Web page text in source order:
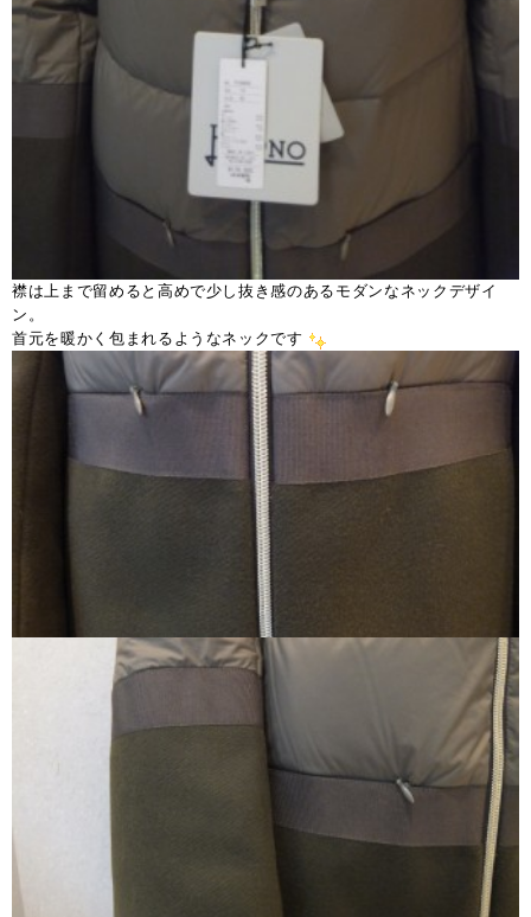
襟は上まで留めると高めで少し抜き感のあるモダンなネックデザイ
ン。
首元を暖かく包まれるようなネックです